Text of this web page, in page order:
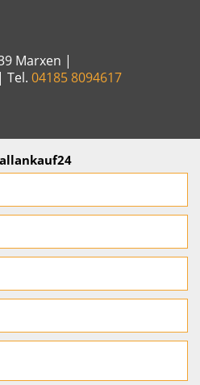
Marxen |
| Tel. 04185 8094617